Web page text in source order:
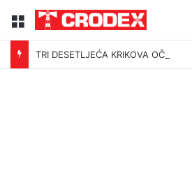
Menu
TRI DESETLJEĆA KRIKOVA OČAJNIKA